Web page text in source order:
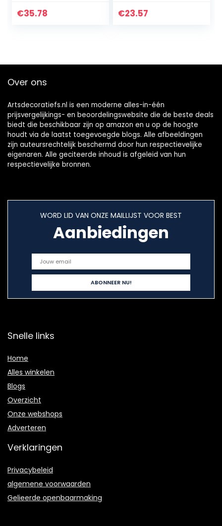
patroon
€35.78 €23.57
Over ons
Artsdecoratiefs.nl is een moderne alles-in-één
prijsvergelijkings- en beoordelingswebsite die de beste deals
biedt die beschikbaar zijn op amazon en u op de hoogte
houdt via de laatst toegevoegde blogs. Alle afbeeldingen
zijn auteursrechtelijk beschermd door hun respectievelijke
eigenaren. Alle geciteerde inhoud is afgeleid van hun
respectievelijke bronnen.
WORD LID VAN ONZE MAILLIJST VOOR BEST
Aanbiedingen
Snelle links
Home
Alles winkelen
Blogs
Overzicht
Onze webshops
Adverteren
Verklaringen
Privacybeleid
algemene voorwaarden
Gelieerde openbaarmaking